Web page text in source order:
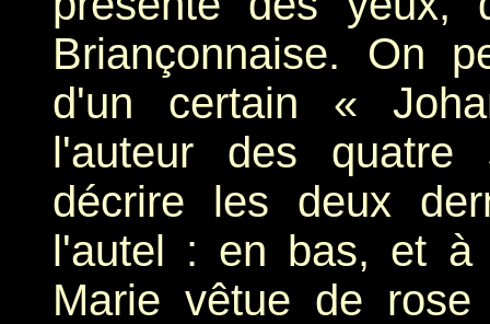
Briançonnaise. On
d'un certain «
l'auteur des quatre
décrire les deux
l'autel : en bas, et à
Marie vêtue de